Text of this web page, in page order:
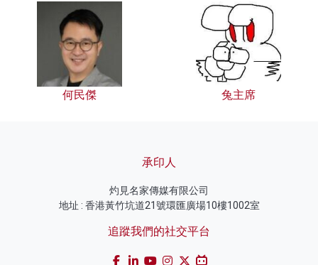
何民傑 兔主席
承印人
灼見名家傳媒有限公司
地址 : 香港黃竹坑道21號環匯廣場10樓1002室
追蹤我們的社交平台